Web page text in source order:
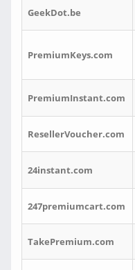
GeekDot.be
PremiumKeys.com
PremiumInstant.com
ResellerVoucher.com
24instant.com
247premiumcart.com
TakePremium.com